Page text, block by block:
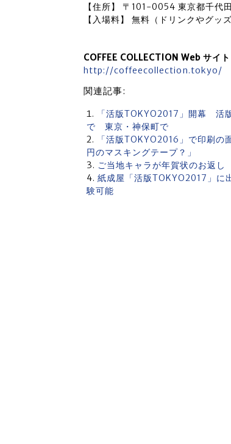
【住所】 〒101-0054 東京都千代
【入場料】 無料（ドリンクやグッ
COFFEE COLLECTION Web サイト
http://coffeecollection.tokyo/
関連記事:
「活版TOKYO2017」開幕 活
で 東京・神保町で
「活版TOKYO2016」で印刷
円のマスキングテープ？」
ご当地キャラが年賀状のお返
紙成屋「活版TOKYO2017」
験可能